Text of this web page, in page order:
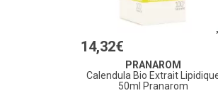
14,32€
PRANAROM
Calendula Bio Extrait
50ml Pranarom